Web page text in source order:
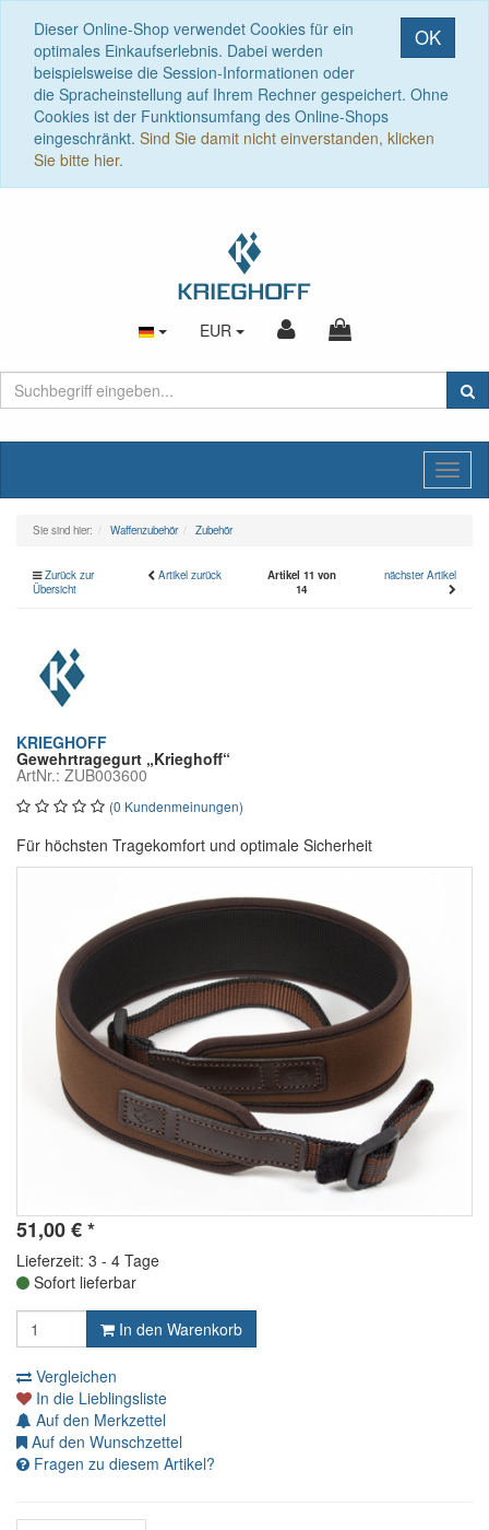
OK
Dieser Online-Shop verwendet Cookies für ein
optimales Einkaufserlebnis. Dabei werden
beispielsweise die Session-Informationen oder
die Spracheinstellung auf Ihrem Rechner gespeichert. Ohne
Cookies ist der Funktionsumfang des Online-Shops
eingeschränkt. Sind Sie damit nicht einverstanden, klicken
Sie bitte hier.
EUR
Sie sind hier: Waffenzubehör Zubehör
Zurück zur
Übersicht
Artikel zurück
Artikel 11 von
14
nächster Artikel
KRIEGHOFF
Gewehrtragegurt „Krieghoff“
ArtNr.: ZUB003600
(0 Kundenmeinungen)
Für höchsten Tragekomfort und optimale Sicherheit
51,00€*
Lieferzeit: 3 - 4 Tage
Sofort lieferbar
In den Warenkorb
Vergleichen
In die Lieblingsliste
Auf den Merkzettel
Auf den Wunschzettel
Fragen zu diesem Artikel?